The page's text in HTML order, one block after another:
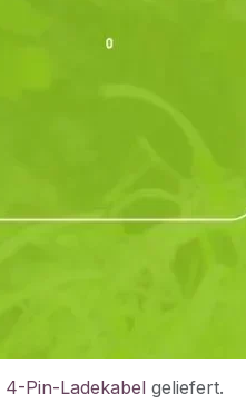
4-Pin-Ladekabel geliefert.